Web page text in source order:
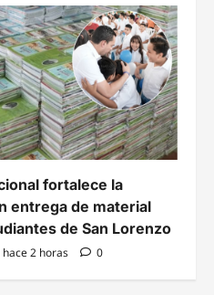
fortalece la
entrega de material
de San Lorenzo
hace 2 horas 0